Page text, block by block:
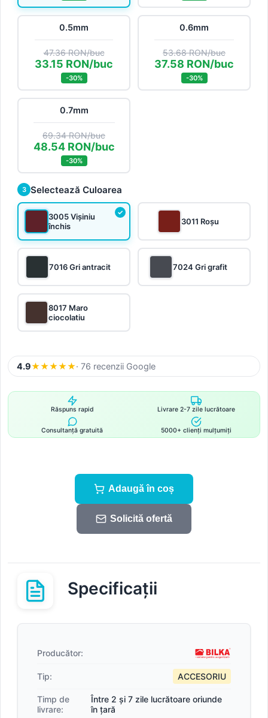
0.5mm
47.36 RON/buc
33.15 RON/buc
-30%
0.6mm
53.68 RON/buc
37.58 RON/buc
-30%
0.7mm
69.34 RON/buc
48.54 RON/buc
-30%
3 Selectează Culoarea
3005 Vișiniu
închis
3011 Roșu
7016 Gri antracit 7024 Gri grafit
8017 Maro
ciocolatiu
4.9★★★★★· 76 recenzii Google
Răspuns rapid Livrare 2-7 zile lucrătoare
Consultanță gratuită 5000+ clienți mulțumiți
Adaugă în coș
Solicită ofertă
Specificații
Producător:
Tip: ACCESORIU
Timp de
livrare:
Între 2 și 7 zile lucrătoare oriunde
în țară